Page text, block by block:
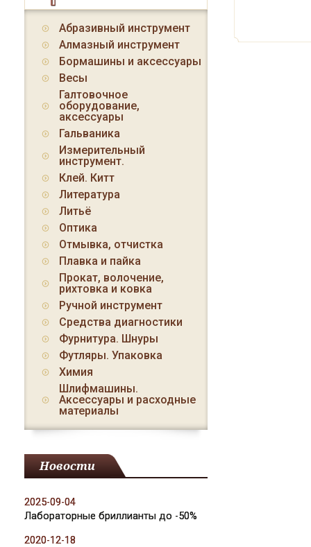
Абразивный инструмент
Алмазный инструмент
Бормашины и аксессуары
Весы
Галтовочное
оборудование,
аксессуары
Гальваника
Измерительный
инструмент.
Клей. Китт
Литература
Литьё
Оптика
Отмывка, отчистка
Плавка и пайка
Прокат, волочение,
рихтовка и ковка
Ручной инструмент
Средства диагностики
Фурнитура. Шнуры
Футляры. Упаковка
Химия
Шлифмашины.
Аксессуары и расходные
материалы
Новости
2025-09-04
Лабораторные бриллианты до -50%
2020-12-18